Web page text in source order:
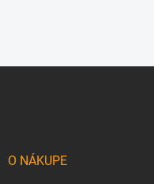
O NÁKUPE